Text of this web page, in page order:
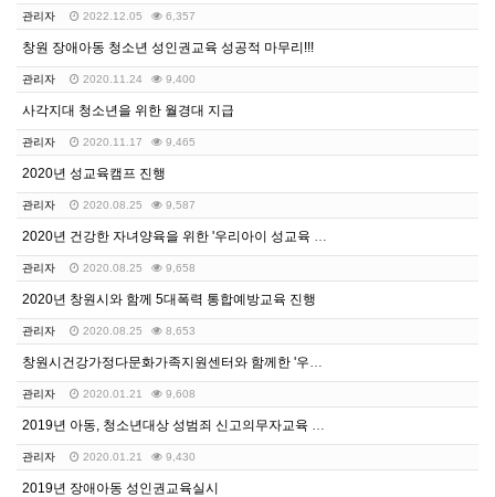
관리자 2022.12.05 6,357
창원 장애아동 청소년 성인권교육 성공적 마무리!!!
관리자 2020.11.24 9,400
사각지대 청소년을 위한 월경대 지급
관리자 2020.11.17 9,465
2020년 성교육캠프 진행
관리자 2020.08.25 9,587
2020년 건강한 자녀양육을 위한 '우리아이 성교육 스…
관리자 2020.08.25 9,658
2020년 창원시와 함께 5대폭력 통합예방교육 진행
관리자 2020.08.25 8,653
창원시건강가정다문화가족지원센터와 함께한 '우리 아이 성…
관리자 2020.01.21 9,608
2019년 아동, 청소년대상 성범죄 신고의무자교육 실시
관리자 2020.01.21 9,430
2019년 장애아동 성인권교육실시